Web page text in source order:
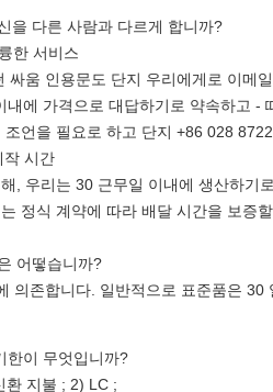
을 다른 사람과 다르게 합니까?
한 서비스
싸움 인용문도 단지 우리에게로 이메
내에 가격으로 대답하기로 약속하고 -
조언을 필요로 하고 단지 +86 028
작 시간
, 우리는 30 근무일 이내에 생산하기
정식 계약에 따라 배달 시간을 보증
어떻습니까?
의존합니다. 일반적으로 표준품은 30
한이 무엇입니까?
환 지불 ; 2) LC ;